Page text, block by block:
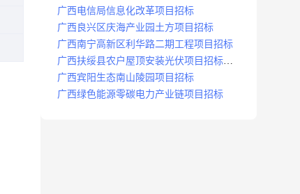
标
广西电信局信息化改革项目招标
广西良兴区庆海产业园土方项目招标
广西南宁高新区利华路二期工程项目招标
广西扶绥县农户屋顶安装光伏项目招标公
告
广西宾阳生态南山陵园项目招标
广西绿色能源零碳电力产业链项目招标